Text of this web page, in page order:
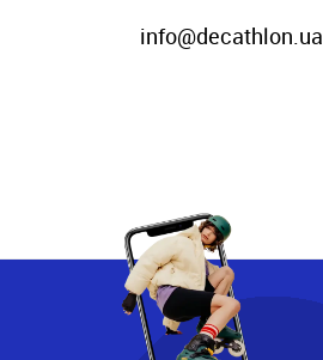
info@decathlon.ua